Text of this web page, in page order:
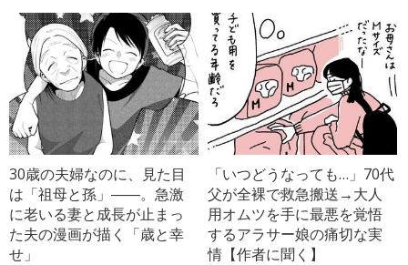
30歳の夫婦なのに、見た目
は「祖母と孫」――。急激
に老いる妻と成長が止まっ
た夫の漫画が描く「歳と幸
せ」
「いつどうなっても…」70代
父が全裸で救急搬送→大人
用オムツを手に最悪を覚悟
するアラサー娘の痛切な実
情【作者に聞く】